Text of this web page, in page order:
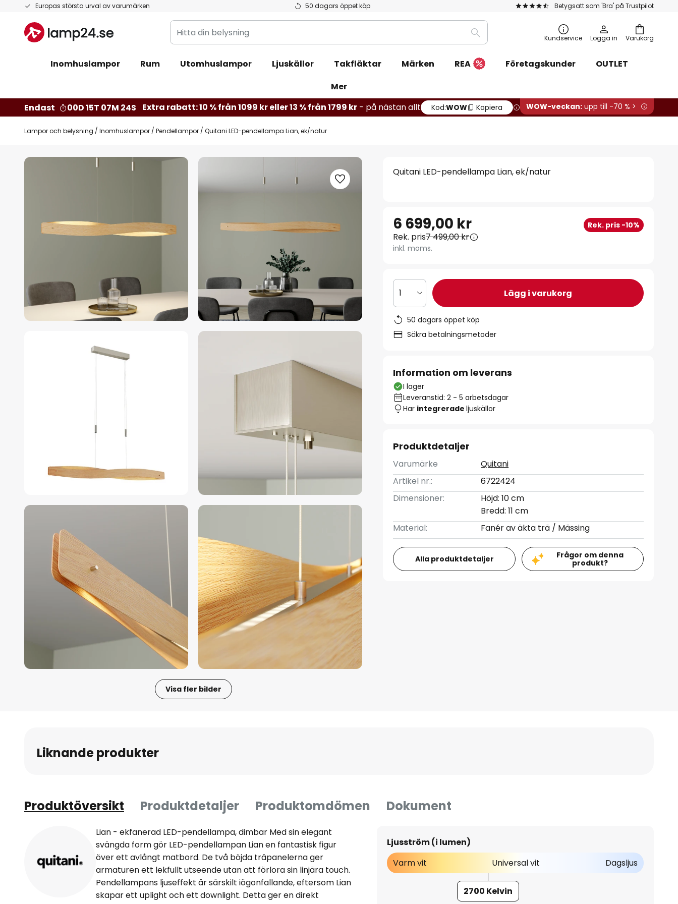
Europas största urval av varumärken 50 dagars öppet köp Betygsatt som 'Bra' på Trustpilot
Hoppa
innehållet
Varukorg
Hitta
din
Sök Kundservice Logga in
Inomhuslampor Rum Utomhuslampor Ljuskällor Takfläktar Märken REA Företagskunder
OUTLET
Mer
Endast
00D 15T 07M 23S Extra rabatt: 10 % från 1099 kr eller 13 % från 1799 kr - på nästan allt Kod:WOW Kopiera WOW-veckan: upp till -70 % >
Lampor och belysning Inomhuslampor Pendellampor Quitani LED-pendellampa Lian, ek/natur
Hoppa
Visa fler bilder
bildgalleriet
Quitani LED-pendellampa Lian, ek/natur
6 699,00 kr Rek. pris -10%
Rek. pris7 499,00 kr
inkl. moms.
1 Lägg i varukorg
50 dagars öppet köp
Säkra betalningsmetoder
Information om leverans
I lager
Leveranstid: 2 - 5 arbetsdagar
Har integreradeljuskällor
Produktdetaljer
Varumärke
Quitani
Artikel nr.:
6722424
Dimensioner:
Höjd: 10 cm
Bredd: 11 cm
Material:
Fanér av äkta trä / Mässing
Alla produktdetaljer
Frågor om denna
produkt?
Liknande produkter
Produktöversikt Produktdetaljer Produktomdömen Dokument
Lian - ekfanerad LED-pendellampa, dimbar Med sin elegant
svängda form gör LED-pendellampan Lian en fantastisk figur
över ett avlångt matbord. De två böjda träpanelerna ger
armaturen ett lekfullt utseende utan att förlora sin linjära touch.
Pendellampans ljuseffekt är särskilt iögonfallande, eftersom Lian
skapar ett uplight och ett downlight. Detta ger en direkt
Ljusström (i lumen)
Varm vit
Universal vit Dagsljus
2700 Kelvin